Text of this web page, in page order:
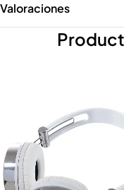
Valoraciones